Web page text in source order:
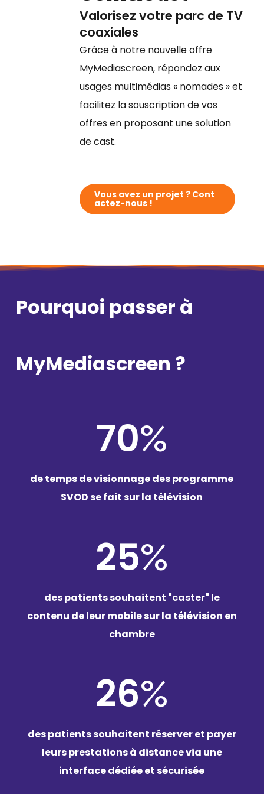
Valorisez votre parc de TV
coaxiales
Grâce à notre nouvelle offre
MyMediascreen, répondez aux
usages multimédias « nomades » et
facilitez la souscription de vos
offres en proposant une solution
de cast.​
Vous avez un projet ? Cont
actez-nous !
Pourquoi passer à
MyMediascreen ?
70%
de temps de visionnage des programme
SVOD se fait sur la télévision
25%
des patients souhaitent "caster" le
contenu de leur mobile sur la télévision en
chambre
26%
des patients souhaitent réserver et payer
leurs prestations à distance via une
interface dédiée et sécurisée